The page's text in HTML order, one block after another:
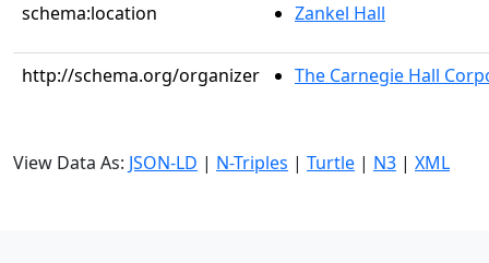
schema:location Zankel Hall
http://schema.org/organizer The Carnegie Hall
View Data As: JSON-LD | N-Triples | Turtle | N3 | XML